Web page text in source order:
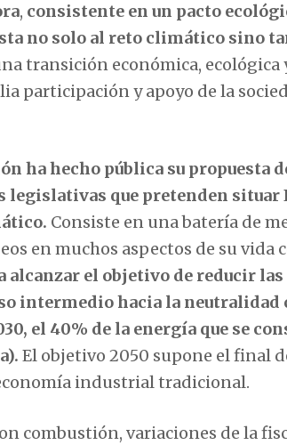
, consistente en un pacto
no solo al reto climático sino
transición económica, ecológica
participación y apoyo de la
ha hecho pública su propuesta
que pretenden situar
Consiste en una batería de
en muchos aspectos de su vida
el objetivo de reducir
intermedio hacia la
el 40% de la energía que se
El objetivo 2050 supone el final
industrial tradicional.
combustión, variaciones de la